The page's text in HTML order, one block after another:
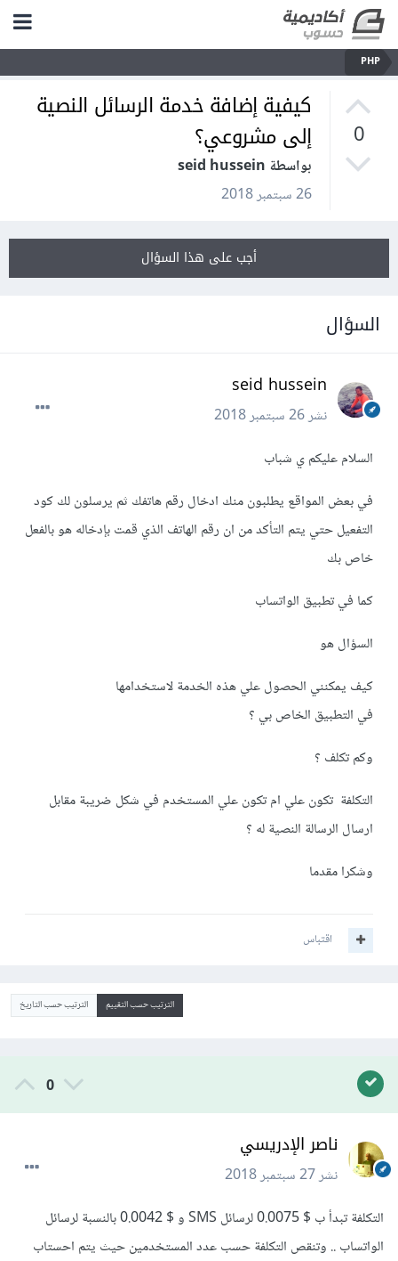
PHP
0
كيفية إضافة خدمة الرسائل النصية
إلى مشروعي؟
بواسطة seid hussein
26 سبتمبر 2018
أجب على هذا السؤال
السؤال
seid hussein
نشر26 سبتمبر 2018
السلام عليكم ي شباب
في بعض المواقع يطلبون منك ادخال رقم هاتفك ثم يرسلون لك كود
التفعيل حتي يتم التأكد من ان رقم الهاتف الذي قمت بإدخاله هو بالفعل
خاص بك
كما في تطبيق الواتساب
السؤال هو
كيف يمكنني الحصول علي هذه الخدمة لاستخدامها
في التطبيق الخاص بي ؟
وكم تكلف ؟
التكلفة تكون علي ام تكون علي المستخدم في شكل ضريبة مقابل
ارسال الرسالة النصية له ؟
وشكرا مقدما
اقتباس
الترتيب حسب التقييم الترتيب حسب التاريخ
0
ناصر الإدريسي
نشر27 سبتمبر 2018
التكلفة تبدأ ب $ 0.0075 لرسائل SMS و $ 0.0042 بالنسبة لرسائل
الواتساب .. وتنقص التكلفة حسب عدد المستخدمين حيث يتم احستاب